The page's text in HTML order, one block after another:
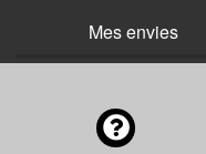
Mes envies